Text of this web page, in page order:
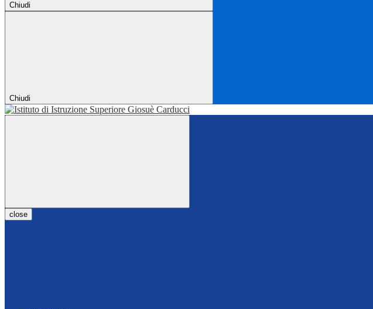
Chiudi
Chiudi
close